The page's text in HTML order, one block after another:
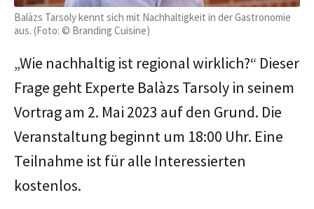
Balàzs Tarsoly kennt sich mit Nachhaltigkeit in der Gastronomie
aus. (Foto: © Branding Cuisine)
„Wie nachhaltig ist regional wirklich?“ Dieser
Frage geht Experte Balàzs Tarsoly in seinem
Vortrag am 2. Mai 2023 auf den Grund. Die
Veranstaltung beginnt um 18:00 Uhr. Eine
Teilnahme ist für alle Interessierten
kostenlos.